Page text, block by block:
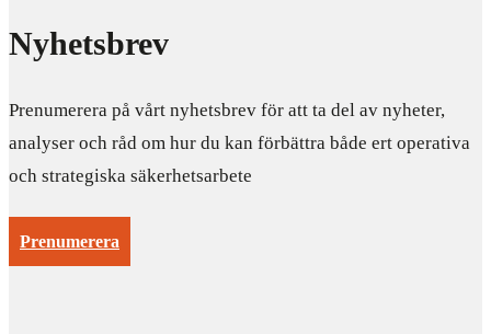
Nyhetsbrev
Prenumerera på vårt nyhetsbrev för att ta del av nyheter,
analyser och råd om hur du kan förbättra både ert operativa
och strategiska säkerhetsarbete
Prenumerera